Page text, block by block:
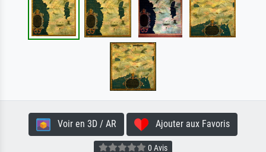
Voir en 3D / AR Ajouter aux Favoris
0 Avis